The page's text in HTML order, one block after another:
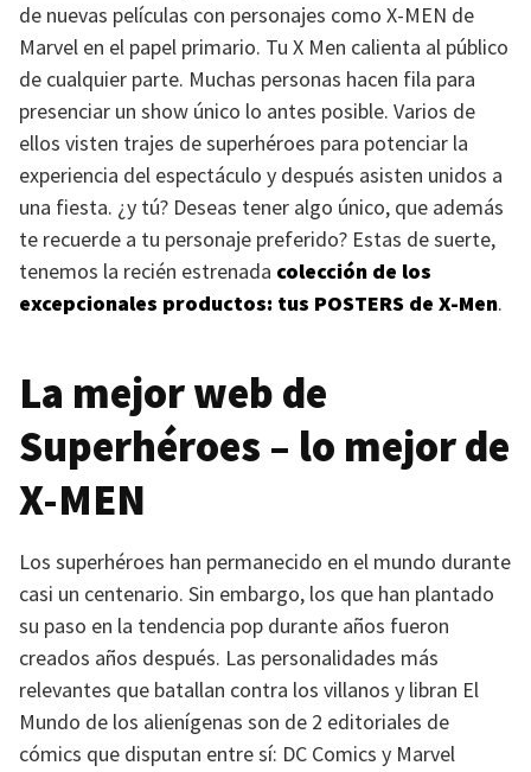
de nuevas películas con personajes como X-MEN de
Marvel en el papel primario. Tu X Men calienta al público
de cualquier parte. Muchas personas hacen fila para
presenciar un show único lo antes posible. Varios de
ellos visten trajes de superhéroes para potenciar la
experiencia del espectáculo y después asisten unidos a
una fiesta. ¿y tú? Deseas tener algo único, que además
te recuerde a tu personaje preferido? Estas de suerte,
tenemos la recién estrenada colección de los
excepcionales productos: tus POSTERS de X-Men.
La mejor web de
Superhéroes – lo mejor de
X-MEN
Los superhéroes han permanecido en el mundo durante
casi un centenario. Sin embargo, los que han plantado
su paso en la tendencia pop durante años fueron
creados años después. Las personalidades más
relevantes que batallan contra los villanos y libran El
Mundo de los alienígenas son de 2 editoriales de
cómics que disputan entre sí: DC Comics y Marvel